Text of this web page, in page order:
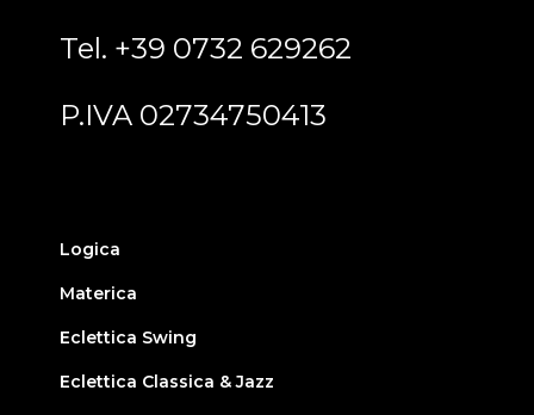
Tel. +39 0732 629262
P.IVA 02734750413
Logica
Materica
Eclettica Swing
Eclettica Classica & Jazz